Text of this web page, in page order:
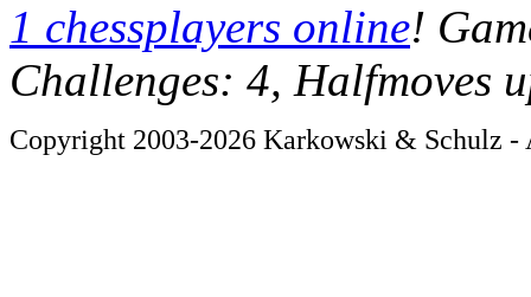
1 chessplayers online!
Challenges: 4, Halfmoves
Copyright 2003-2026 Karkowski & Schulz